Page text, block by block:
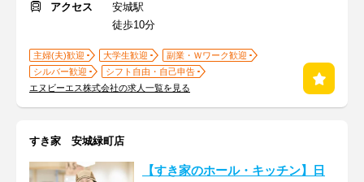
アクセス
安城駅
徒歩10分
主婦(夫)歓迎 大学生歓迎
副業・Ｗワーク歓迎
シルバー歓迎
シフト自由・自己申告
エヌビーエス株式会社の求人一覧を見る
すき家 安城緑町店
【すき家のホール・キッチン】日